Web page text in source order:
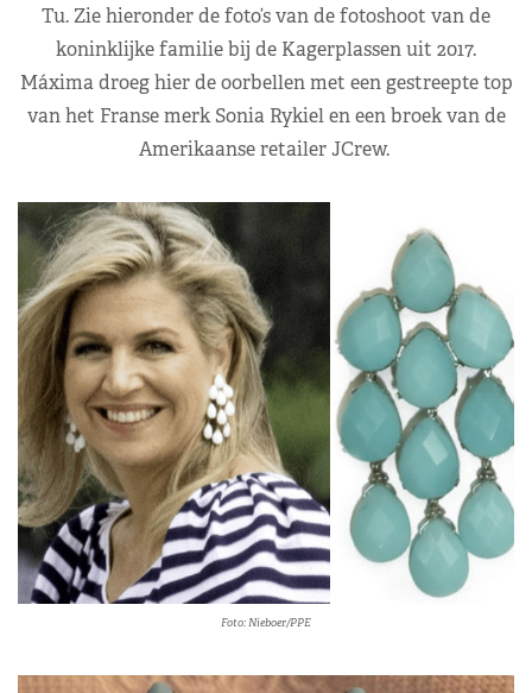
Tu. Zie hieronder de foto’s van de fotoshoot van de
koninklijke familie bij de Kagerplassen uit 2017.
Máxima droeg hier de oorbellen met een gestreepte top
van het Franse merk Sonia Rykiel en een broek van de
Amerikaanse retailer JCrew.
Foto: Nieboer/PPE